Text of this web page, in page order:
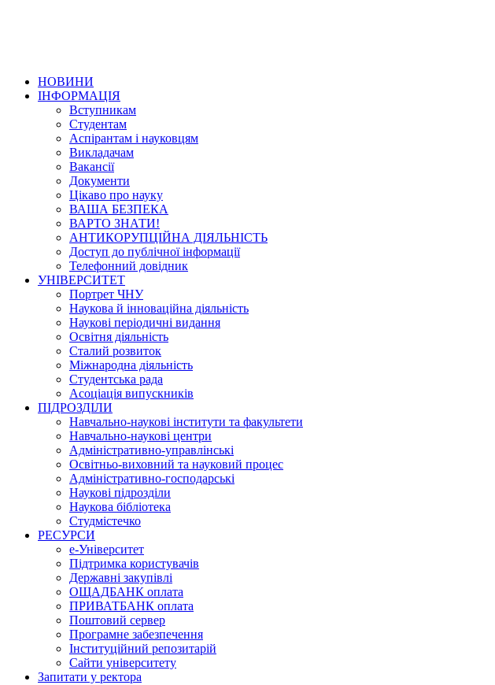
НОВИНИ
ІНФОРМАЦІЯ
Вступникам
Студентам
Аспірантам і науковцям
Викладачам
Вакансії
Документи
Цікаво про науку
ВАША БЕЗПЕКА
ВАРТО ЗНАТИ!
АНТИКОРУПЦІЙНА ДІЯЛЬНІСТЬ
Доступ до публічної інформації
Телефонний довідник
УНІВЕРСИТЕТ
Портрет ЧНУ
Наукова й інноваційна діяльність
Наукові періодичні видання
Освітня діяльність
Сталий розвиток
Міжнародна діяльність
Студентська рада
Асоціація випускників
ПІДРОЗДІЛИ
Навчально-наукові інститути та факультети
Навчально-наукові центри
Адміністративно-управлінські
Освітньо-виховний та науковий процес
Адміністративно-господарські
Наукові підрозділи
Наукова бібліотека
Студмістечко
РЕСУРСИ
е-Університет
Підтримка користувачів
Державні закупівлі
ОЩАДБАНК оплата
ПРИВАТБАНК оплата
Поштовий сервер
Програмне забезпечення
Інституційний репозитарій
Сайти університету
Запитати у ректора